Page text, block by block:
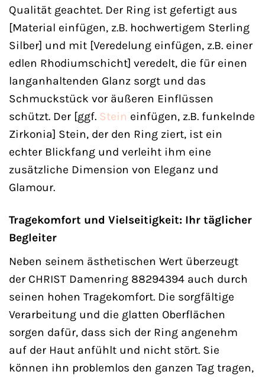
Qualität geachtet. Der Ring ist gefertigt aus
[Material einfügen, z.B. hochwertigem Sterling
Silber] und mit [Veredelung einfügen, z.B. einer
edlen Rhodiumschicht] veredelt, die für einen
langanhaltenden Glanz sorgt und das
Schmuckstück vor äußeren Einflüssen
schützt. Der [ggf. Stein einfügen, z.B. funkelnde
Zirkonia] Stein, der den Ring ziert, ist ein
echter Blickfang und verleiht ihm eine
zusätzliche Dimension von Eleganz und
Glamour.
Tragekomfort und Vielseitigkeit: Ihr täglicher
Begleiter
Neben seinem ästhetischen Wert überzeugt
der CHRIST Damenring 88294394 auch durch
seinen hohen Tragekomfort. Die sorgfältige
Verarbeitung und die glatten Oberflächen
sorgen dafür, dass sich der Ring angenehm
auf der Haut anfühlt und nicht stört. Sie
können ihn problemlos den ganzen Tag tragen,